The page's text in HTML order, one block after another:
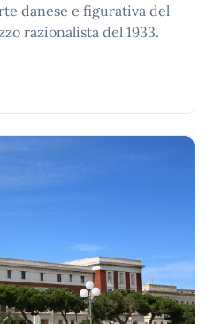
danese e figurativa del
razionalista del 1933.